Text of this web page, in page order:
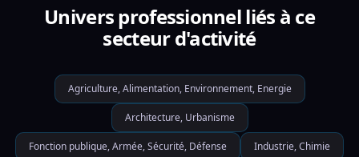
Univers professionnel liés à ce
secteur d'activité
Agriculture, Alimentation, Environnement, Energie
Architecture, Urbanisme
Fonction publique, Armée, Sécurité, Défense Industrie, Chimie